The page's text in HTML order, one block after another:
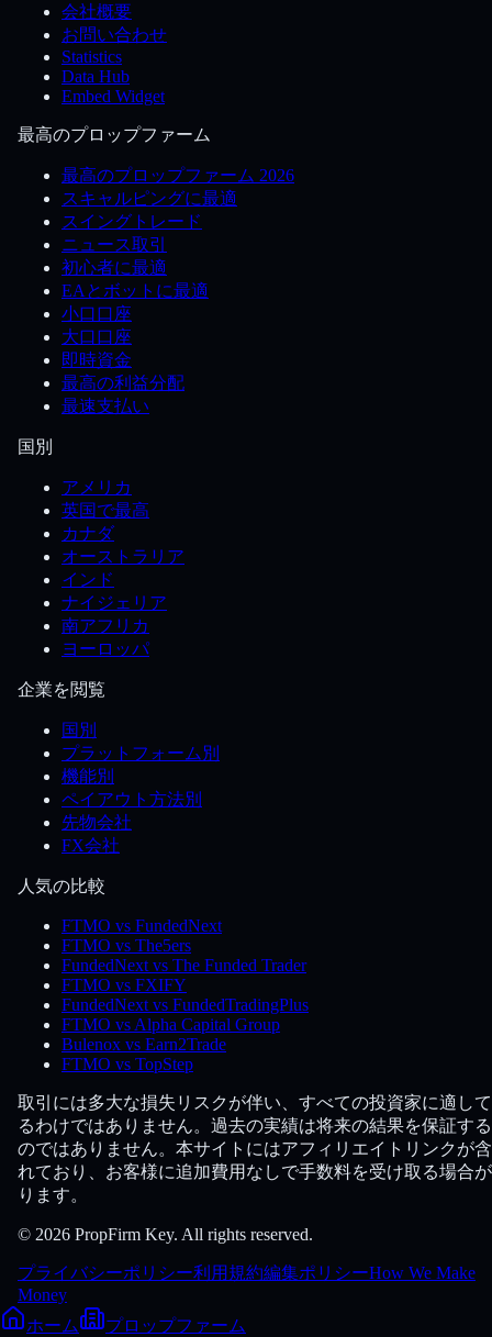
会社概要
お問い合わせ
Statistics
Data Hub
Embed Widget
最高のプロップファーム
最高のプロップファーム 2026
スキャルピングに最適
スイングトレード
ニュース取引
初心者に最適
EAとボットに最適
小口口座
大口口座
即時資金
最高の利益分配
最速支払い
国別
アメリカ
英国で最高
カナダ
オーストラリア
インド
ナイジェリア
南アフリカ
ヨーロッパ
企業を閲覧
国別
プラットフォーム別
機能別
ペイアウト方法別
先物会社
FX会社
人気の比較
FTMO vs FundedNext
FTMO vs The5ers
FundedNext vs The Funded Trader
FTMO vs FXIFY
FundedNext vs FundedTradingPlus
FTMO vs Alpha Capital Group
Bulenox vs Earn2Trade
FTMO vs TopStep
取引には多大な損失リスクが伴い、すべての投資家に適し
るわけではありません。過去の実績は将来の結果を保証す
のではありません。本サイトにはアフィリエイトリンクが
れており、お客様に追加費用なしで手数料を受け取る場合
ります。
© 2026 PropFirm Key. All rights reserved.
プライバシーポリシー利用規約編集ポリシーHow We Make
Money
ホーム
プロップファーム